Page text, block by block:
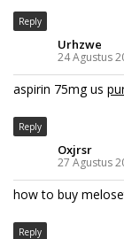
Reply
Urhzwe
24 Agustus
aspirin 75mg us
Reply
Oxjrsr
27 Agustus
how to buy
Reply